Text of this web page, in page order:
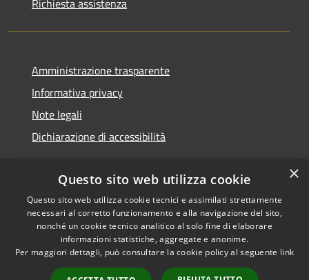
Richiesta assistenza
Amministrazione trasparente
Informativa privacy
Note legali
Dichiarazione di accessibilità
RSS
Accessibilità
Cookie
Mappa del sito
Copyright © 2026 • Comune di
Monserrato • Powered by
Municipium•Accesso
redazione
×
Questo sito web utilizza cookie
Questo sito web utilizza cookie tecnici e assimilati strettamente
necessari al corretto funzionamento e alla navigazione del sito,
nonché un cookie tecnico analitico al solo fine di elaborare
informazioni statistiche, aggregate e anonime.
Per maggiori dettagli, può consultare la cookie policy al seguente link